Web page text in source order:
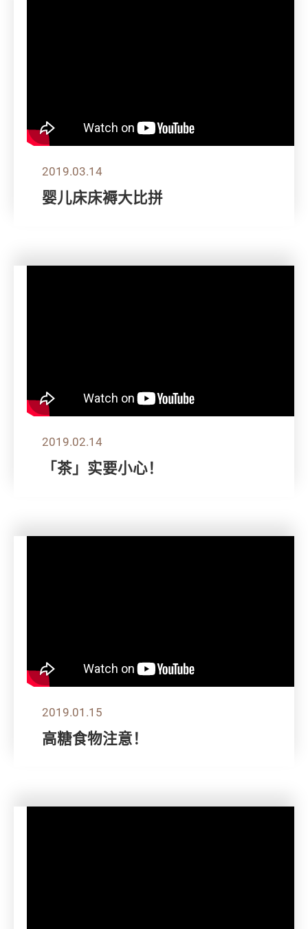
2019.03.14
婴儿床床褥大比拼
2019.02.14
「茶」实要小心！
2019.01.15
高糖食物注意！